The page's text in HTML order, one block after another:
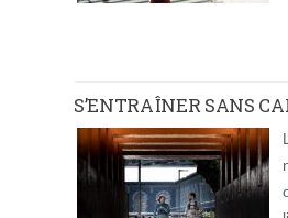
S’ENTRAÎNER SANS